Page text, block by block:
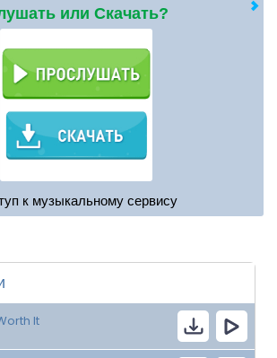
или Скачать?
к музыкальному сервису
It